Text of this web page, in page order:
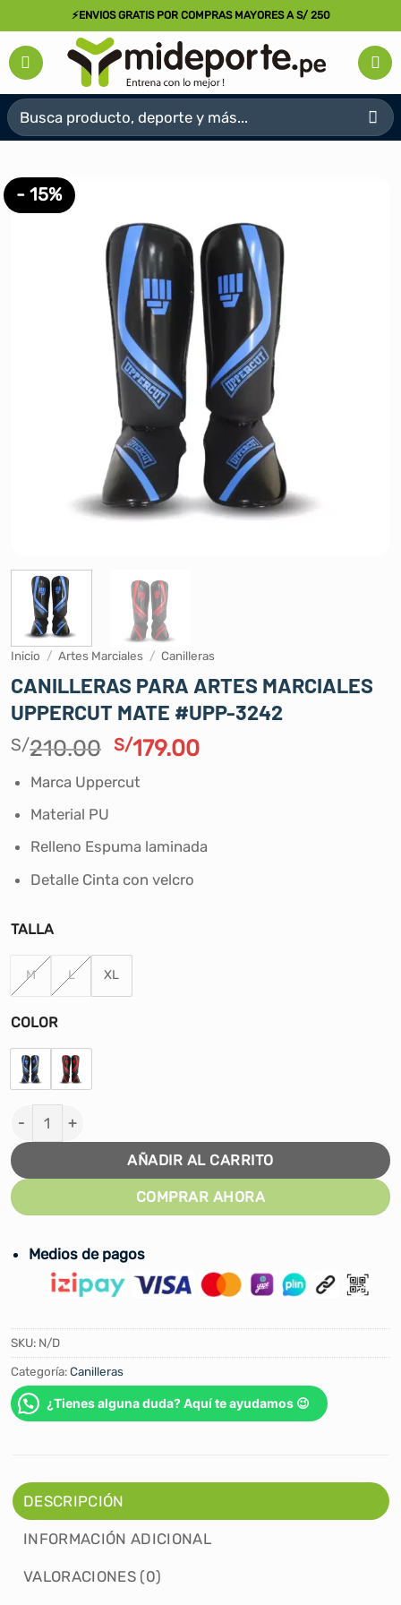
al
contenido
⚡ENVIOS GRATIS POR COMPRAS MAYORES A S/ 250
Buscar
por:
- 15%
Inicio / Artes Marciales / Canilleras
CANILLERAS PARA ARTES MARCIALES
UPPERCUT MATE #UPP-3242
S/210.00 El
original
S/210.00.
S/179.00El
S/179.00.
Marca Uppercut
Material PU
Relleno Espuma laminada
Detalle Cinta con velcro
TALLA
M L XL
COLOR
CANILLERAS PARA ARTES MARCIALES UPPERCUT
AÑADIR AL CARRITO
COMPRAR AHORA
Medios de pagos
SKU: N/D
Categoría:Canilleras
¿Tienes alguna duda? Aquí te ayudamos 😉
DESCRIPCIÓN
INFORMACIÓN ADICIONAL
VALORACIONES (0)